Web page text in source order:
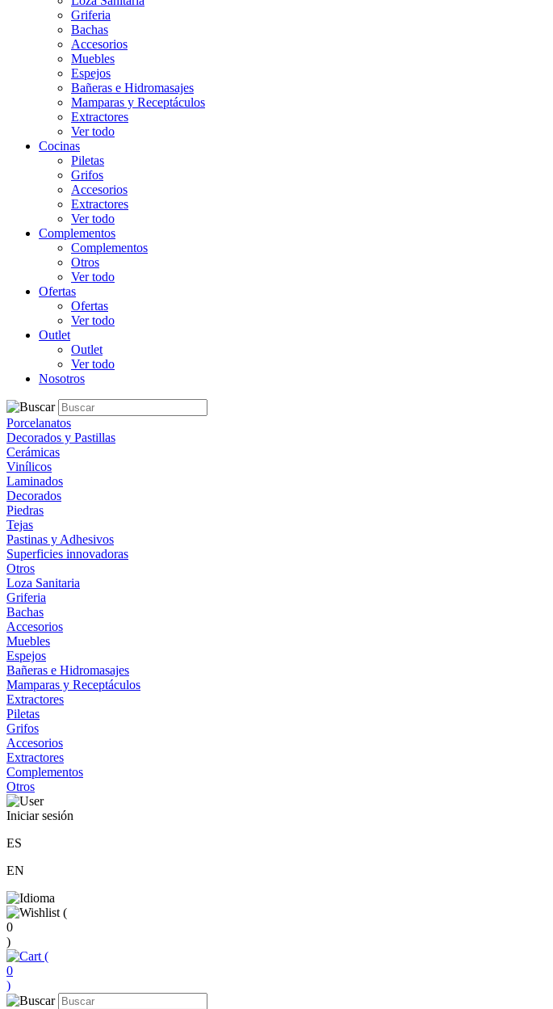
Griferia
Bachas
Accesorios
Muebles
Espejos
Bañeras e Hidromasajes
Mamparas y Receptáculos
Extractores
Ver todo
Cocinas
Piletas
Grifos
Accesorios
Extractores
Ver todo
Complementos
Complementos
Otros
Ver todo
Ofertas
Ofertas
Ver todo
Outlet
Outlet
Ver todo
Nosotros
Porcelanatos
Decorados y Pastillas
Cerámicas
Vinílicos
Laminados
Decorados
Piedras
Tejas
Pastinas y Adhesivos
Superficies innovadoras
Otros
Loza Sanitaria
Griferia
Bachas
Accesorios
Muebles
Espejos
Bañeras e Hidromasajes
Mamparas y Receptáculos
Extractores
Piletas
Grifos
Accesorios
Extractores
Complementos
Otros
Iniciar sesión
ES
EN
(
0
)
(
0
)